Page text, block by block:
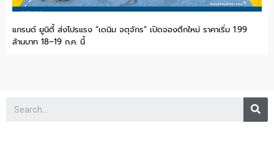
แกรนด์ ยูนิตี้ ส่งโปรแรง “เดนิม จตุจักร” เปิดจองตึกใหม่ ราคาเริ่ม 1.99
ล้านบาท 18–19 ก.ค. นี้